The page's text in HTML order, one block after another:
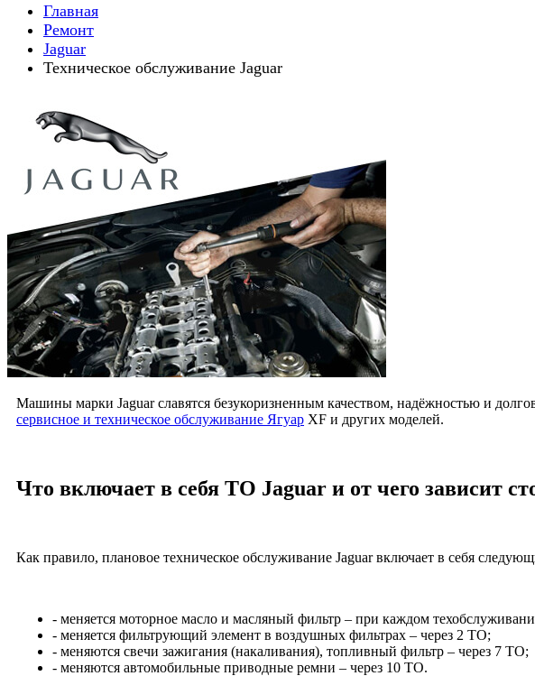
Главная
Ремонт
Jaguar
Техническое обслуживание Jaguar
Машины марки Jaguar славятся безукоризненным качеством, надёжностью и
сервисное и техническое обслуживание Ягуар XF и других моделей.
Что включает в себя ТО Jaguar и от чего зависит
Как правило, плановое техническое обслуживание Jaguar включает в себя
- меняется моторное масло и масляный фильтр – при каждом
- меняется фильтрующий элемент в воздушных фильтрах – через 2 ТО;
- меняются свечи зажигания (накаливания), топливный фильтр – через 7 ТО;
- меняются автомобильные приводные ремни – через 10 ТО.